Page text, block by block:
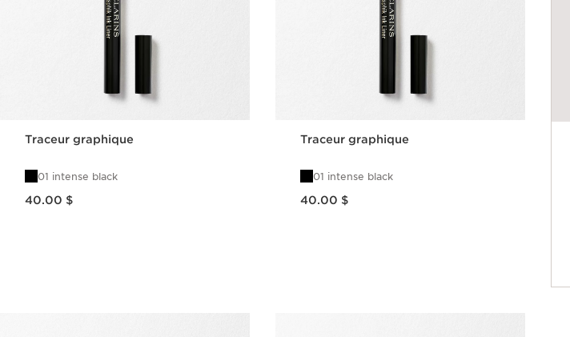
Traceur graphique
01 intense black
40.00 $
Traceur graphique
01 intense black
40.00 $